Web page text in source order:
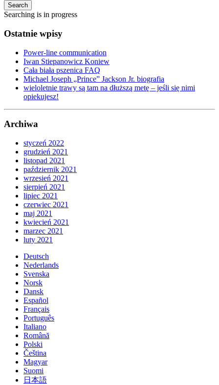
Search
Searching is in progress
Ostatnie wpisy
Power-line communication
Iwan Stiepanowicz Koniew
Cała biała pszenica FAQ
Michael Joseph „Prince” Jackson Jr. biografia
wieloletnie trawy są tam na dłuższą metę – jeśli się nimi
opiekujesz!
Archiwa
styczeń 2022
grudzień 2021
listopad 2021
październik 2021
wrzesień 2021
sierpień 2021
lipiec 2021
czerwiec 2021
maj 2021
kwiecień 2021
marzec 2021
luty 2021
Deutsch
Nederlands
Svenska
Norsk
Dansk
Español
Français
Português
Italiano
Română
Polski
Čeština
Magyar
Suomi
日本語